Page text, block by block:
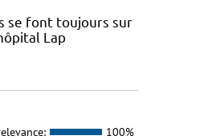
se font toujours sur
Lap
100%